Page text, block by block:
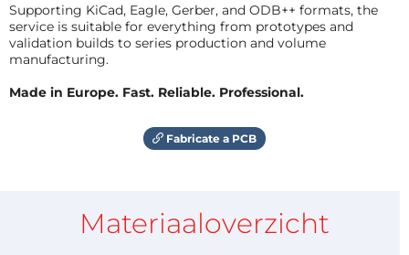
Supporting KiCad, Eagle, Gerber, and ODB++ formats, the
service is suitable for everything from prototypes and
validation builds to series production and volume
manufacturing.
Made in Europe. Fast. Reliable. Professional.
Fabricate a PCB
Materiaaloverzicht